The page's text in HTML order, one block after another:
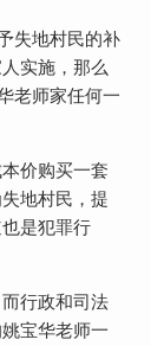
失地村民的补
实施，那么
老师家任何一
价购买一套
地村民，提
是犯罪行
行政和司法
宝华老师一